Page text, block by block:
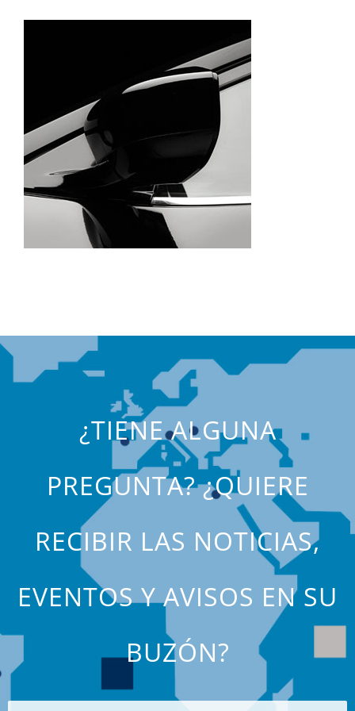
¿TIENE ALGUNA
PREGUNTA? ¿QUIERE
RECIBIR LAS NOTICIAS,
EVENTOS Y AVISOS EN SU
BUZÓN?